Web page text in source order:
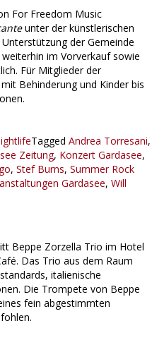
For Freedom Music
unter der künstlerischen
der Gemeinde
im Vorverkauf sowie
Für Mitglieder der
Behinderung und Kinder bis
Tagged Andrea Torresani,
Zeitung, Konzert Gardasee,
, Stef Burns, Summer Rock
Gardasee, Will
Beppe Zorzella Trio im Hotel
Das Trio aus dem Raum
italienische
Die Trompete von Beppe
fein abgestimmten